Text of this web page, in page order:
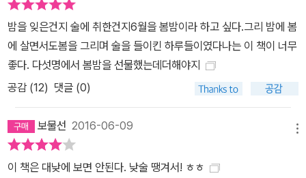
밤을 잊은건지 술에 취한건지6월을 봄밤이라 하고 싶다.그리 밤에 봄
에 살면서도봄을 그리며 술을 들이킨 하루들이였다나는 이 책이 너무
좋다. 다섯명에서 봄밤을 선물했는데더해야지
공감 (12) 댓글 (0)
보물선 2016-06-09
이 책은 대낮에 보면 안된다. 낮술 땡겨서! ㅎㅎ